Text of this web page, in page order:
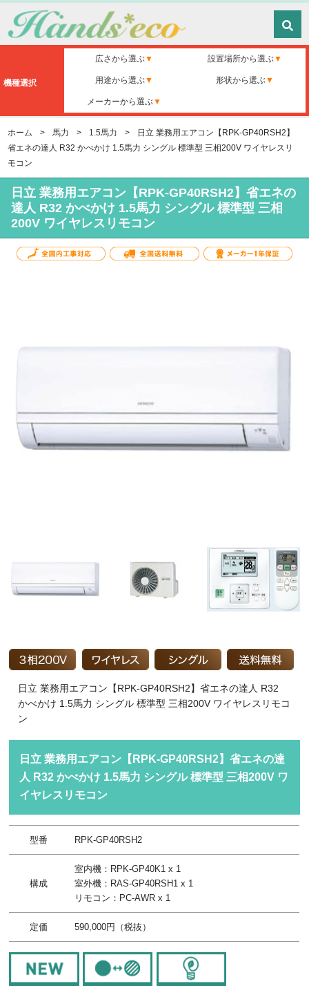
機種選択
広さから選ぶ 設置場所から選ぶ
用途から選ぶ 形状から選ぶ
メーカーから選ぶ
ホーム > 馬力 > 1.5馬力 >
日立 業務用エアコン【RPK-GP40RSH2】
省エネの達人 R32 かべかけ 1.5馬力 シングル 標準型 三相200V ワイヤレスリ
モコン
日立 業務用エアコン【RPK-GP40RSH2】省エネの
達人 R32 かべかけ 1.5馬力 シングル 標準型 三相
200V ワイヤレスリモコン
日立 業務用エアコン【RPK-GP40RSH2】省エネの達人 R32
かべかけ 1.5馬力 シングル 標準型 三相200V ワイヤレスリモコ
ン
日立 業務用エアコン【RPK-GP40RSH2】省エネの達
人 R32 かべかけ 1.5馬力 シングル 標準型 三相200V ワ
イヤレスリモコン
型番 RPK-GP40RSH2
構成
室内機：RPK-GP40K1 x 1
室外機：RAS-GP40RSH1 x 1
リモコン：PC-AWR x 1
定価 590,000円（税抜）